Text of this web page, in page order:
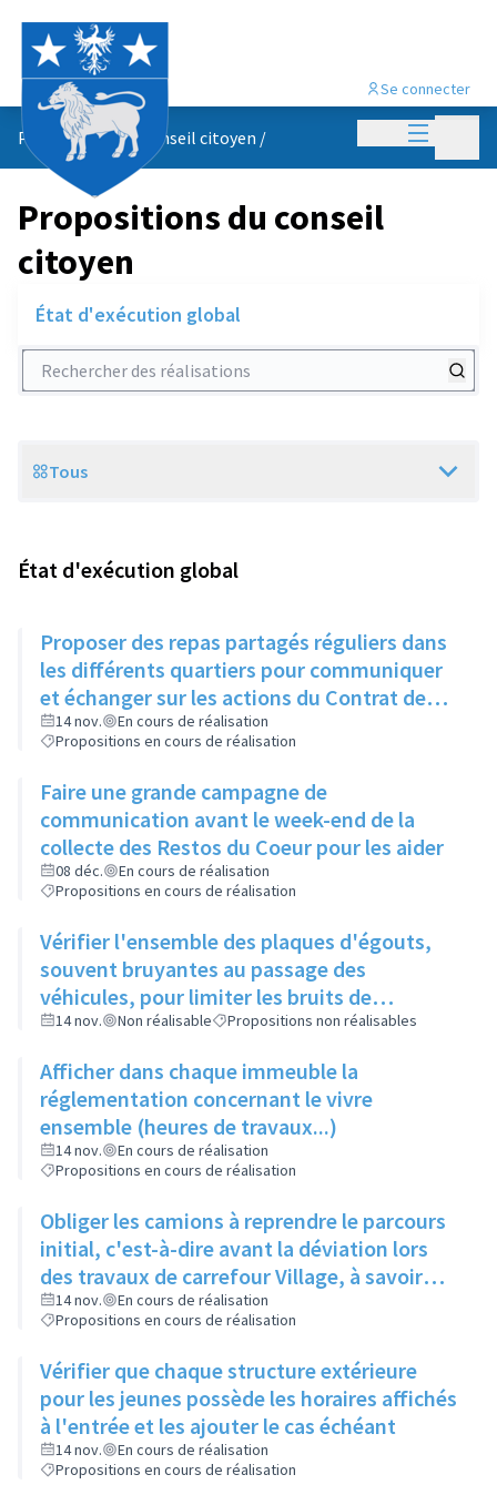
Menu
Se connecter
Propositions du conseil citoyen /
Propositions du conseil
citoyen
État d'exécution global
Rechercher des réalisations
Scope
Tous
État d'exécution global
Proposer des repas partagés réguliers dans
les différents quartiers pour communiquer
et échanger sur les actions du Contrat de
Ville
14 nov.
En cours de réalisation
Propositions en cours de réalisation
Faire une grande campagne de
communication avant le week-end de la
collecte des Restos du Coeur pour les aider
08 déc.
En cours de réalisation
Propositions en cours de réalisation
Vérifier l'ensemble des plaques d'égouts,
souvent bruyantes au passage des
véhicules, pour limiter les bruits de
circulation
14 nov. Non réalisable Propositions non réalisables
Afficher dans chaque immeuble la
réglementation concernant le vivre
ensemble (heures de travaux...)
14 nov.
En cours de réalisation
Propositions en cours de réalisation
Obliger les camions à reprendre le parcours
initial, c'est-à-dire avant la déviation lors
des travaux de carrefour Village, à savoir
Route de Strasbourg puis rue des Mercières
14 nov.
En cours de réalisation
Propositions en cours de réalisation
Vérifier que chaque structure extérieure
pour les jeunes possède les horaires affichés
à l'entrée et les ajouter le cas échéant
14 nov.
En cours de réalisation
Propositions en cours de réalisation